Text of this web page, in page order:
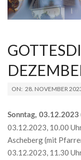
2023-
28
ON: 28. NOVEMBER
Sonntag, 03.12.2023
03.12.2023, 10.00
Ascheberg (mit
03.12.2023, 11.30